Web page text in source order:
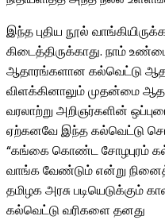
இந்த புதிய நூல்
கிடைத்திருக்காது. நாம்
ஆதாரங்களான கல்வெட்டு
விளக்கினாலும் முதன்மை
வரலாற்று அறிஞர்களின்
ஏற்கனவே இந்த கல்வெட்டு
“கங்கை கொண்ட சோழபுரம்
வாங்க வேண்டும் என்று
தமிழக அரசு படியெடுக்கும்
கல்வெட்டு வரிகளை தனது